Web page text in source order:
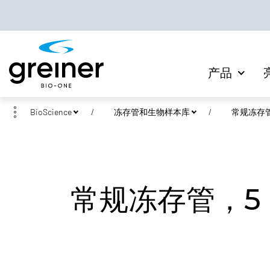
产品
BioScience 冻存管和生物样本库 常规冻存
常规冻存管，